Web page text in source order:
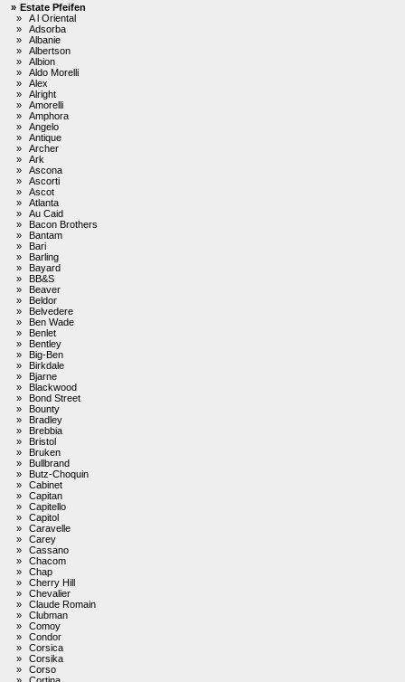
» Estate Pfeifen
»
A l Oriental
»
Adsorba
»
Albanie
»
Albertson
»
Albion
»
Aldo Morelli
»
Alex
»
Alright
»
Amorelli
»
Amphora
»
Angelo
»
Antique
»
Archer
»
Ark
»
Ascona
»
Ascorti
»
Ascot
»
Atlanta
»
Au Caid
»
Bacon Brothers
»
Bantam
»
Bari
»
Barling
»
Bayard
»
BB&S
»
Beaver
»
Beldor
»
Belvedere
»
Ben Wade
»
Benlet
»
Bentley
»
Big-Ben
»
Birkdale
»
Bjarne
»
Blackwood
»
Bond Street
»
Bounty
»
Bradley
»
Brebbia
»
Bristol
»
Bruken
»
Bullbrand
»
Butz-Choquin
»
Cabinet
»
Capitan
»
Capitello
»
Capitol
»
Caravelle
»
Carey
»
Cassano
»
Chacom
»
Chap
»
Cherry Hill
»
Chevalier
»
Claude Romain
»
Clubman
»
Comoy
»
Condor
»
Corsica
»
Corsika
»
Corso